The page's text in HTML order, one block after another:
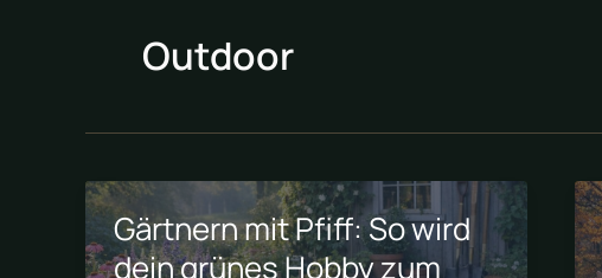
Outdoor
Gärtnern mit Pfiff: So wird
dein grünes Hobby zum